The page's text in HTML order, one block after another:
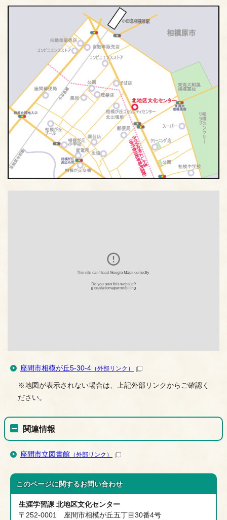
座間市相模が丘5-30-4 （外部リンク）
※地図が表示されない場合は、上記外部リンクからご確認く
ださい。
関連情報
座間市立図書館 （外部リンク）
このページに関するお問い合わせ
生涯学習課 北地区文化センター
〒252-0001 座間市相模が丘五丁目30番4号